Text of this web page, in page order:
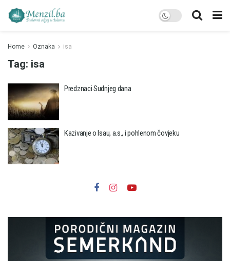
Home Oznaka isa
Tag: isa
Predznaci Sudnjeg dana
Kazivanje o Isau, a.s., i pohlenom čovjeku